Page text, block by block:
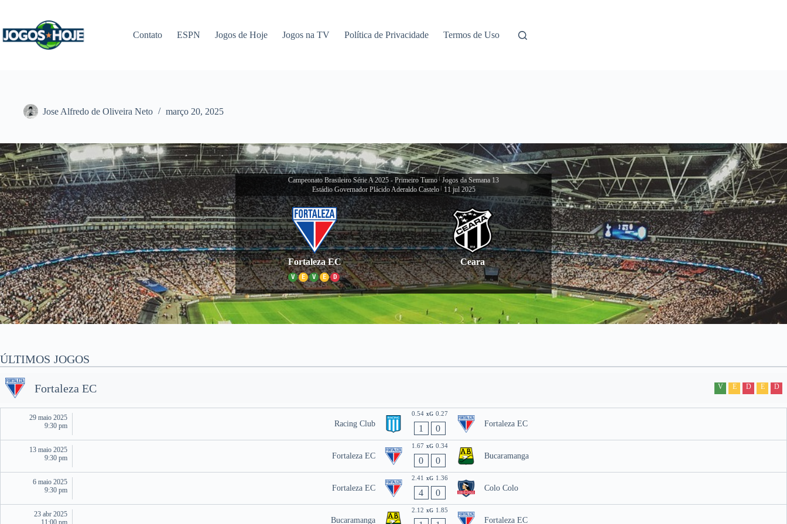
conteúdo
Contato ESPN Jogos de Hoje Jogos na TV Política de Privacidade Termos de Uso
Jose Alfredo de Oliveira Neto março 20, 2025
Campeonato Brasileiro Série A 2025 - Primeiro Turno Jogos da Semana 13
Estádio Governador Plácido Aderaldo Castelo
11 jul 2025
Fortaleza EC
V E V E D
Ceara
ÚLTIMOS JOGOS
Fortaleza EC V E D E D
29 maio 2025
9:30 pm
Racing Club
0.54 xG 0.27
1 0 Fortaleza EC
13 maio 2025
9:30 pm
Fortaleza EC
1.67 xG 0.34
0 0 Bucaramanga
6 maio 2025
9:30 pm
Fortaleza EC
2.41 xG 1.36
4 0 Colo Colo
23 abr 2025
11:00 pm
Bucaramanga
2.12 xG 1.85
Fortaleza EC